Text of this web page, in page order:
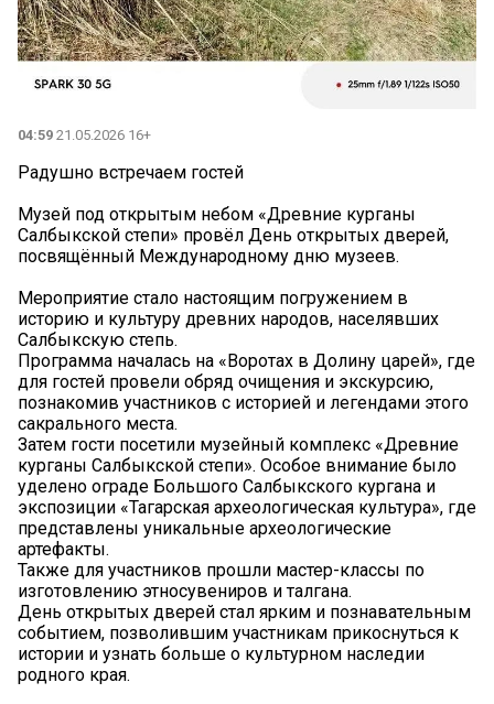
04:59 21.05.2026 16+
Радушно встречаем гостей
Музей под открытым небом «Древние курганы
Салбыкской степи» провёл День открытых дверей,
посвящённый Международному дню музеев.
Мероприятие стало настоящим погружением в
историю и культуру древних народов, населявших
Салбыкскую степь.
Программа началась на «Воротах в Долину царей», где
для гостей провели обряд очищения и экскурсию,
познакомив участников с историей и легендами этого
сакрального места.
Затем гости посетили музейный комплекс «Древние
курганы Салбыкской степи». Особое внимание было
уделено ограде Большого Салбыкского кургана и
экспозиции «Тагарская археологическая культура», где
представлены уникальные археологические
артефакты.
Также для участников прошли мастер-классы по
изготовлению этносувениров и талгана.
День открытых дверей стал ярким и познавательным
событием, позволившим участникам прикоснуться к
истории и узнать больше о культурном наследии
родного края.